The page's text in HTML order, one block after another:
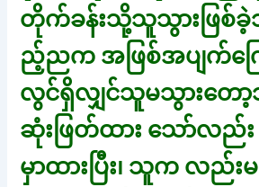
တိုက်ခန်းသို့သူသွားဖြစ်ခဲ့
ည့်ညက အဖြစ်အပျက်ကြ
လွင်ရှိလျှင်သူမသွားတေ
ဆုံးဖြတ်ထား သော်လည်
မှာထားပြီး၊ သူက လည်